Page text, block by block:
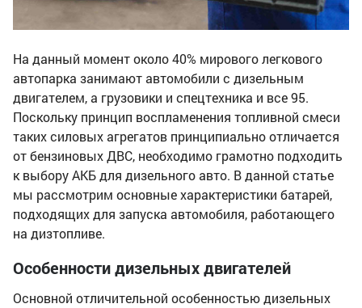
На данный момент около 40% мирового легкового
автопарка занимают автомобили с дизельным
двигателем, а грузовики и спецтехника и все 95.
Поскольку принцип воспламенения топливной смеси
таких силовых агрегатов принципиально отличается
от бензиновых ДВС, необходимо грамотно подходить
к выбору АКБ для дизельного авто. В данной статье
мы рассмотрим основные характеристики батарей,
подходящих для запуска автомобиля, работающего
на дизтопливе.
Особенности дизельных двигателей
Основной отличительной особенностью дизельных